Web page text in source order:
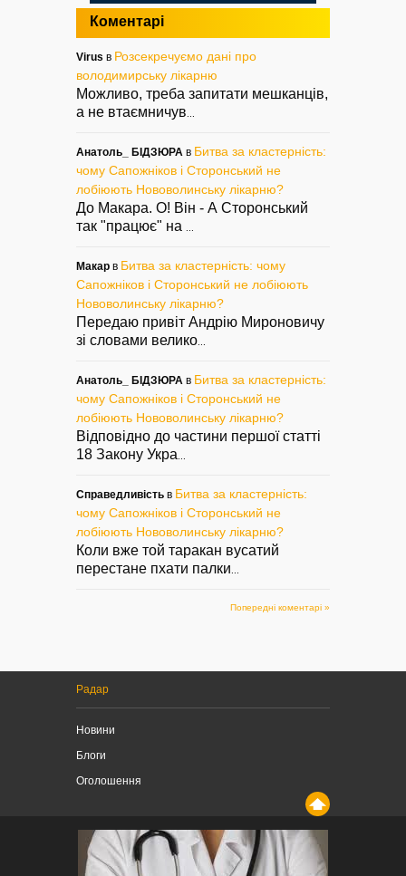
Коментарі
Virus в Розсекречуємо дані про
володимирську лікарню
Можливо, треба запитати мешканців,
а не втаємничув
Анатоль_ БІДЗЮРА в Битва за кластерність:
чому Сапожніков і Сторонський не
лобіюють Нововолинську лікарню?
До Макара. О! Він - А Сторонський
так "працює" на
Макар в Битва за кластерність: чому
Сапожніков і Сторонський не лобіюють
Нововолинську лікарню?
Передаю привіт Андрію Мироновичу
зі словами велико
Анатоль_ БІДЗЮРА в Битва за кластерність:
чому Сапожніков і Сторонський не
лобіюють Нововолинську лікарню?
Відповідно до частини першої статті
18 Закону Укра
Справедливість в Битва за кластерність:
чому Сапожніков і Сторонський не
лобіюють Нововолинську лікарню?
Коли вже той таракан вусатий
перестане пхати палки
Попередні коментарі »
Радар
Новини
Блоги
Оголошення